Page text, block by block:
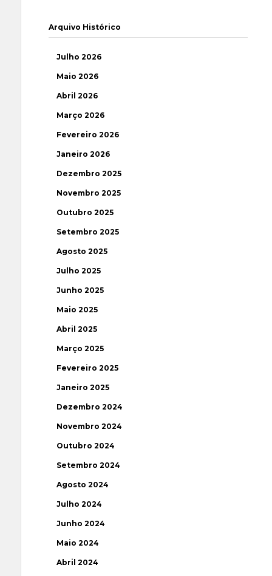
Arquivo Histórico
Julho 2026
Maio 2026
Abril 2026
Março 2026
Fevereiro 2026
Janeiro 2026
Dezembro 2025
Novembro 2025
Outubro 2025
Setembro 2025
Agosto 2025
Julho 2025
Junho 2025
Maio 2025
Abril 2025
Março 2025
Fevereiro 2025
Janeiro 2025
Dezembro 2024
Novembro 2024
Outubro 2024
Setembro 2024
Agosto 2024
Julho 2024
Junho 2024
Maio 2024
Abril 2024